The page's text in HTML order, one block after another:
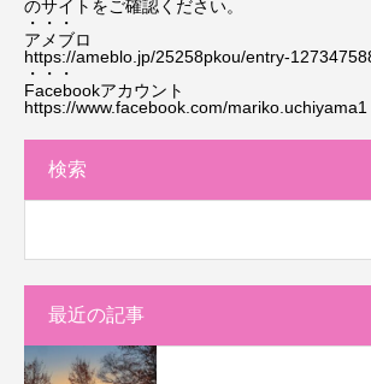
のサイトをご確認ください。
・・・
アメブロ
https://ameblo.jp/25258pkou/entry-
・・・
Facebookアカウント
https://www.facebook.com/mariko.uchiyama1
検索
最近の記事